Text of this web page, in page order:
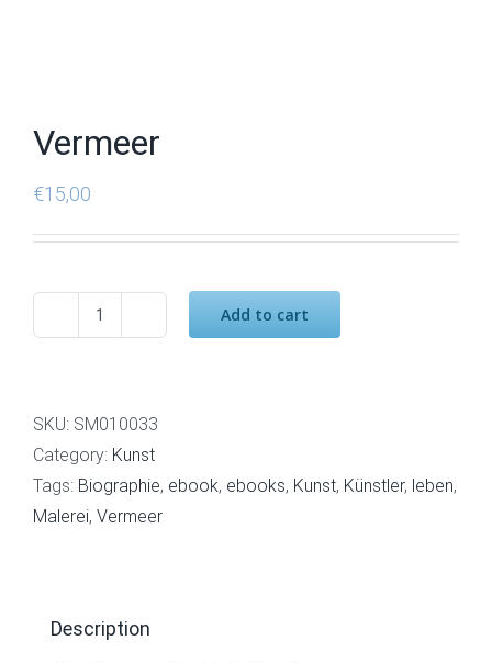
Vermeer
€15,00
Add to cart
SKU: SM010033
Category: Kunst
Tags: Biographie, ebook, ebooks, Kunst, Künstler, leben,
Malerei, Vermeer
Description